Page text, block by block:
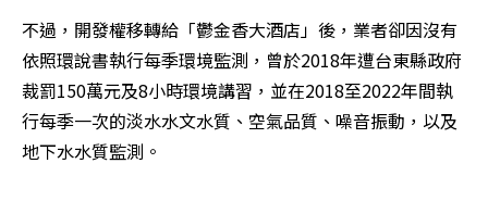
不過，開發權移轉給「鬱金香大酒店」後，業者卻因沒有
依照環說書執行每季環境監測，曾於2018年遭台東縣政府
裁罰150萬元及8小時環境講習，並在2018至2022年間執
行每季一次的淡水水文水質、空氣品質、噪音振動，以及
地下水水質監測。